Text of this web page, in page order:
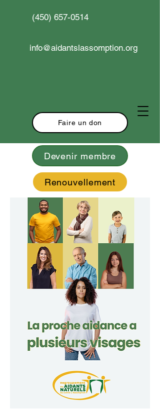
Devenir membre
Renouvellement
(450) 657-0514
info@aidantslassomption.org
Faire un don